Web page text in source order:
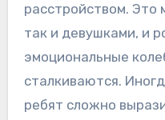
расстройством. Это
так и девушками, и
эмоциональные
сталкиваются.
ребят сложно